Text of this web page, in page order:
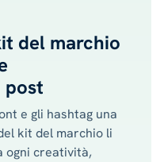
del marchio
post
e gli hashtag una
kit del marchio li
ogni creatività,